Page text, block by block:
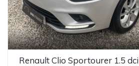
Renault Clio Sportourer 1.5 dci